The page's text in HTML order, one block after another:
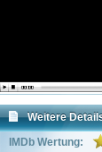
Weitere
IMDb Wertung: